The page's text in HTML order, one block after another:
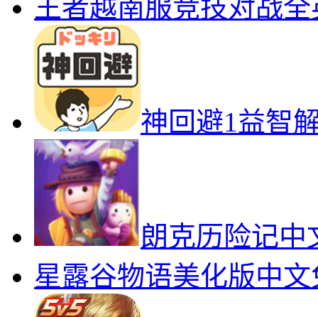
精品推荐
恐怖冰淇淋6无
王者越南服竞技对战
神回避1益智